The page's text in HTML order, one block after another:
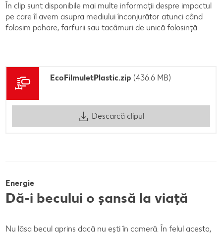
În clip sunt disponibile mai multe informații despre impactul
pe care îl avem asupra mediului înconjurător atunci când
folosim pahare, farfurii sau tacâmuri de unică folosință.
EcoFilmuletPlastic.zip (436.6 MB)
Descarcă clipul
Energie
Dă-i becului o șansă la viață
Nu lăsa becul aprins dacă nu ești în cameră. În felul acesta,